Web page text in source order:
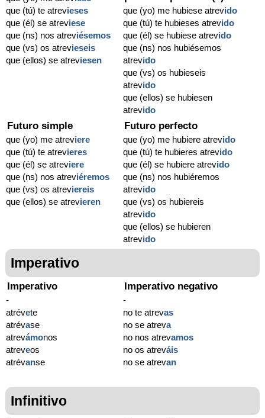
que (tú) te atrevieses
que (él) se atreviese
que (ns) nos atreviésemos
que (vs) os atrevieseis
que (ellos) se atreviesen
que (yo) me hubiese atrevido
que (tú) te hubieses atrevido
que (él) se hubiese atrevido
que (ns) nos hubiésemos
atrevido
que (vs) os hubieseis
atrevido
que (ellos) se hubiesen
atrevido
Futuro simple
que (yo) me atreviere
que (tú) te atrevieres
que (él) se atreviere
que (ns) nos atreviéremos
que (vs) os atreviereis
que (ellos) se atrevieren
Futuro perfecto
que (yo) me hubiere atrevido
que (tú) te hubieres atrevido
que (él) se hubiere atrevido
que (ns) nos hubiéremos
atrevido
que (vs) os hubiereis
atrevido
que (ellos) se hubieren
atrevido
Imperativo
Imperativo
-
atrévete
atrévase
atrevámonos
atreveos
atrévanse
Imperativo negativo
-
no te atrevas
no se atreva
no nos atrevamos
no os atreváis
no se atrevan
Infinitivo